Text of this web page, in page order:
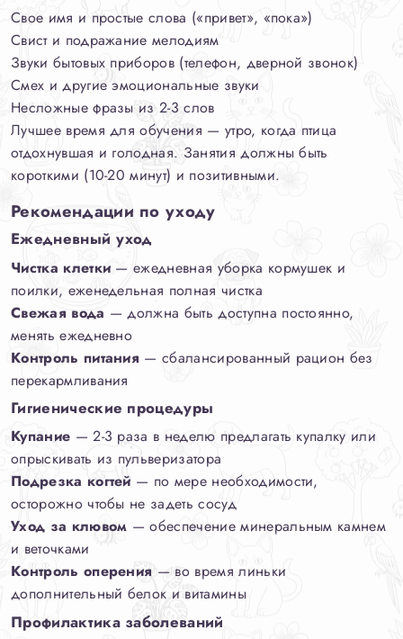
Свое имя и простые слова («привет», «пока»)
Свист и подражание мелодиям
Звуки бытовых приборов (телефон, дверной звонок)
Смех и другие эмоциональные звуки
Несложные фразы из 2-3 слов
Лучшее время для обучения — утро, когда птица
отдохнувшая и голодная. Занятия должны быть
короткими (10-20 минут) и позитивными.
Рекомендации по уходу
Ежедневный уход
Чистка клетки — ежедневная уборка кормушек и
поилки, еженедельная полная чистка
Свежая вода — должна быть доступна постоянно,
менять ежедневно
Контроль питания — сбалансированный рацион без
перекармливания
Гигиенические процедуры
Купание — 2-3 раза в неделю предлагать купалку или
опрыскивать из пульверизатора
Подрезка когтей — по мере необходимости,
осторожно чтобы не задеть сосуд
Уход за клювом — обеспечение минеральным камнем
и веточками
Контроль оперения — во время линьки
дополнительный белок и витамины
Профилактика заболеваний